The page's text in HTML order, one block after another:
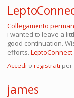
Collegamento
I wanted to leave a
good continuation.
efforts. LeptoConnect
Accedi o registrati per
james